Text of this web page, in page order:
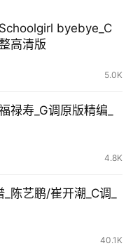
byebye_C
高清版
5.0K
禄寿_G调原版精编_
4.8K
陈艺鹏/崔开潮_C调_
40.1K